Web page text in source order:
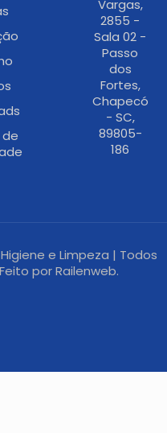
Vargas,
2855 -
Sala 02 -
Passo
dos
Fortes,
Chapecó
- SC,
89805-
186
e Limpeza | Todos
porRailenweb.